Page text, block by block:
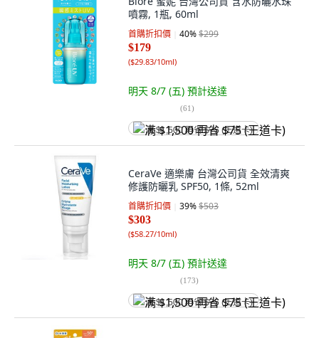
噴霧, 1瓶, 60ml
首購折扣價 40%$299
$179
($29.83/10ml)
明天 8/7 (五) 預計送達
(61)
满 $1,500 再省 $75 (王道卡)
CeraVe 適樂膚 台灣公司貨 全效清爽
修護防曬乳 SPF50, 1條, 52ml
首購折扣價 39%$503
$303
($58.27/10ml)
明天 8/7 (五) 預計送達
(173)
满 $1,500 再省 $75 (王道卡)